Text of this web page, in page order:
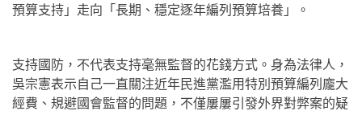
預算支持」走向「長期、穩定逐年編列預算培養」。
支持國防，不代表支持毫無監督的花錢方式。身為法律人，
吳宗憲表示自己一直關注近年民進黨濫用特別預算編列龐大
經費、規避國會監督的問題，不僅屢屢引發外界對弊案的疑